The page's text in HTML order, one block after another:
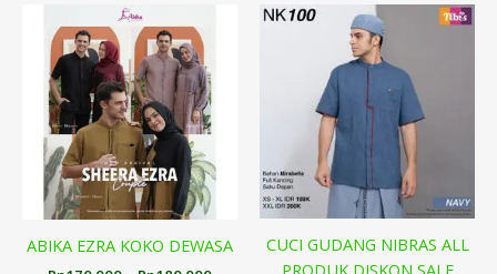
ABIKA EZRA KOKO DEWASA
Rentang
hingga
Rp180.000
CUCI GUDANG NIBRAS ALL
PRODUK DISKON SALE